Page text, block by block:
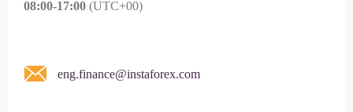
08:00-17:00 (UTC+00)
eng.finance@instaforex.com